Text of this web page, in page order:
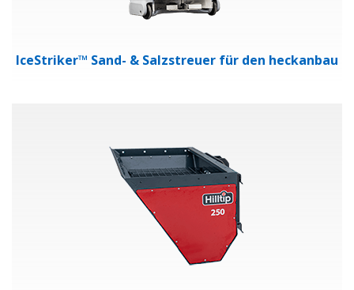
IceStriker™ Sand- & Salzstreuer für den heckanbau